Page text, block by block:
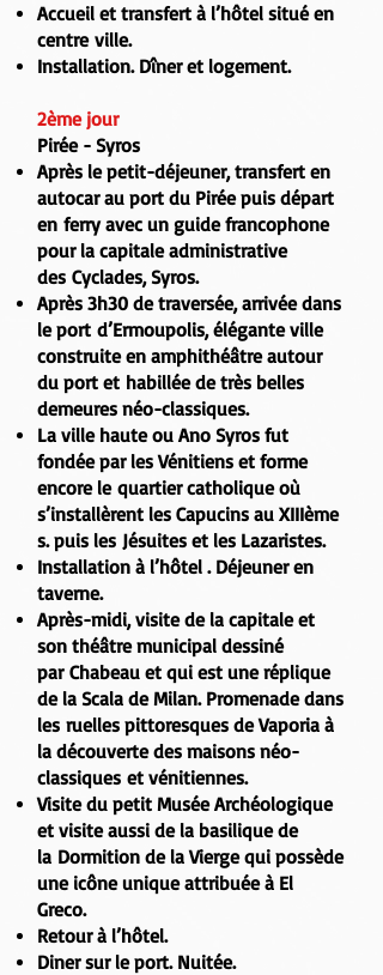
Accueil et transfert à l’hôtel situé en
centre ville.
Installation. Dîner et logement.
2ème jour
Pirée - Syros
Après le petit-déjeuner, transfert en
autocar au port du Pirée puis départ
en ferry avec un guide francophone
pour la capitale administrative
des Cyclades, Syros.
Après 3h30 de traversée, arrivée dans
le port d’Ermoupolis, élégante ville
construite en amphithéâtre autour
du port et habillée de très belles
demeures néo-classiques.
La ville haute ou Ano Syros fut
fondée par lesVénitiens et forme
encore le quartier catholique où
s’installèrent les Capucins au XIIIème
s. puis les Jésuites et les Lazaristes.
Installation à l’hôtel . Déjeuner en
taverne.
Après-midi, visite de la capitale et
son théâtre municipal dessiné
par Chabeau et qui est une réplique
de la Scala de Milan. Promenade dans
les ruelles pittoresques deVaporia à
la découverte des maisons néo-
classiques et vénitiennes.
Visite du petit Musée Archéologique
et visite aussi de la basilique de
la Dormition de la Viergequi possède
une icône unique attribuée à El
Greco.
Retour à l’hôtel.
Diner sur le port. Nuitée.